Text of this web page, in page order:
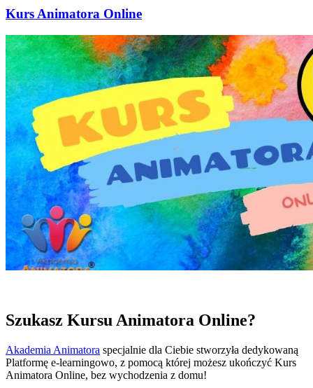
Kurs Animatora Online
Szukasz Kursu Animatora Online?
Akademia Animatora specjalnie dla Ciebie stworzyła dedykowaną
Platformę e-learningowo, z pomocą której możesz ukończyć Kurs
Animatora Online, bez wychodzenia z domu!